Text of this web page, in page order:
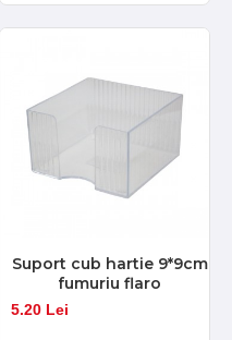
Suport cub hartie 9*9cm
fumuriu flaro
5.20 Lei